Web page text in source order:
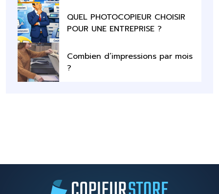
QUEL PHOTOCOPIEUR CHOISIR
POUR UNE ENTREPRISE ?
Combien d’impressions par mois
?